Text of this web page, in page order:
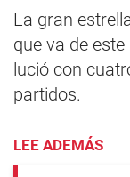
La gran
que va de
lució con
partidos.
LEE ADEMÁS